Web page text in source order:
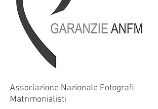
Associazione Nazionale Fotografi
Matrimonialisti